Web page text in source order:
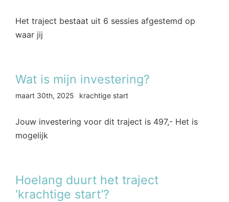
Het traject bestaat uit 6 sessies afgestemd op
waar jij
Wat is mijn investering?
maart 30th, 2025 krachtige start
Jouw investering voor dit traject is 497,- Het is
mogelijk
Hoelang duurt het traject
‘krachtige start’?